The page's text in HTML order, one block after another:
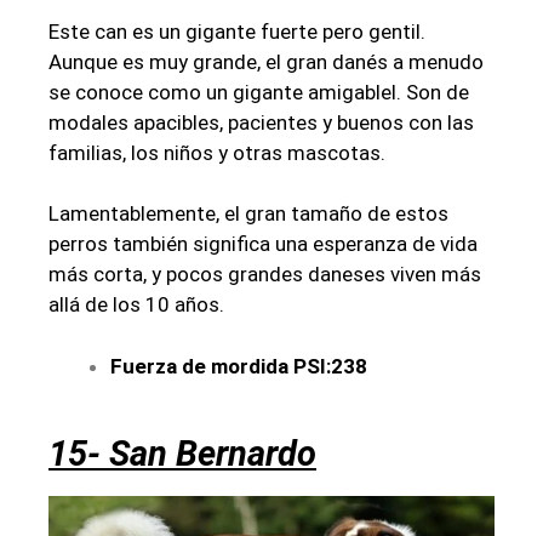
Este can es un gigante fuerte pero gentil.
Aunque es muy grande, el gran danés a menudo
se conoce como un gigante amigablel. Son de
modales apacibles, pacientes y buenos con las
familias, los niños y otras mascotas.
Lamentablemente, el gran tamaño de estos
perros también significa una esperanza de vida
más corta, y pocos grandes daneses viven más
allá de los 10 años.
Fuerza de mordida PSI:238
15- San Bernardo